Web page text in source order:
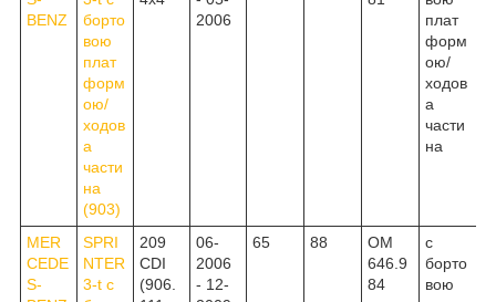
BENZ
борто
вою
плат
форм
ою/
ходов
а
части
на
(903)
2006
плат
форм
ою/
ходов
а
части
на
MER
CEDE
S-
SPRI
NTER
3-t c
209
CDI
(906.
06-
2006
- 12-
65 88
OM
646.9
84
c
борто
вою